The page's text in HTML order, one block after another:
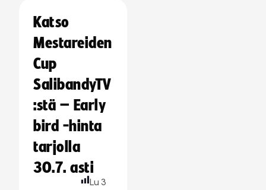
Katso
Mestareiden
Cup
SalibandyTV
:stä – Early
bird -hinta
tarjolla
30.7. asti
Lu 3